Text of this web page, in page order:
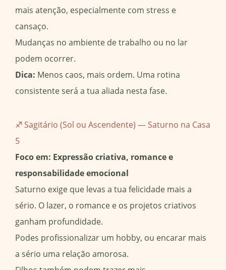
mais atenção, especialmente com stress e
cansaço.
Mudanças no ambiente de trabalho ou no lar
podem ocorrer.
Dica: Menos caos, mais ordem. Uma rotina
consistente será a tua aliada nesta fase.
♐ Sagitário (Sol ou Ascendente) — Saturno na Casa
5
Foco em: Expressão criativa, romance e
responsabilidade emocional
Saturno exige que levas a tua felicidade mais a
sério. O lazer, o romance e os projetos criativos
ganham profundidade.
Podes profissionalizar um hobby, ou encarar mais
a sério uma relação amorosa.